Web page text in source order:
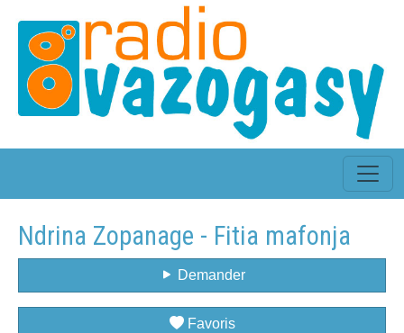
Ndrina Zopanage - Fitia mafonja
Demander
Favoris